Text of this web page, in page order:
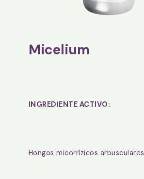
Micelium
INGREDIENTE ACTIVO:
Hongos micorrízicos arbusculares